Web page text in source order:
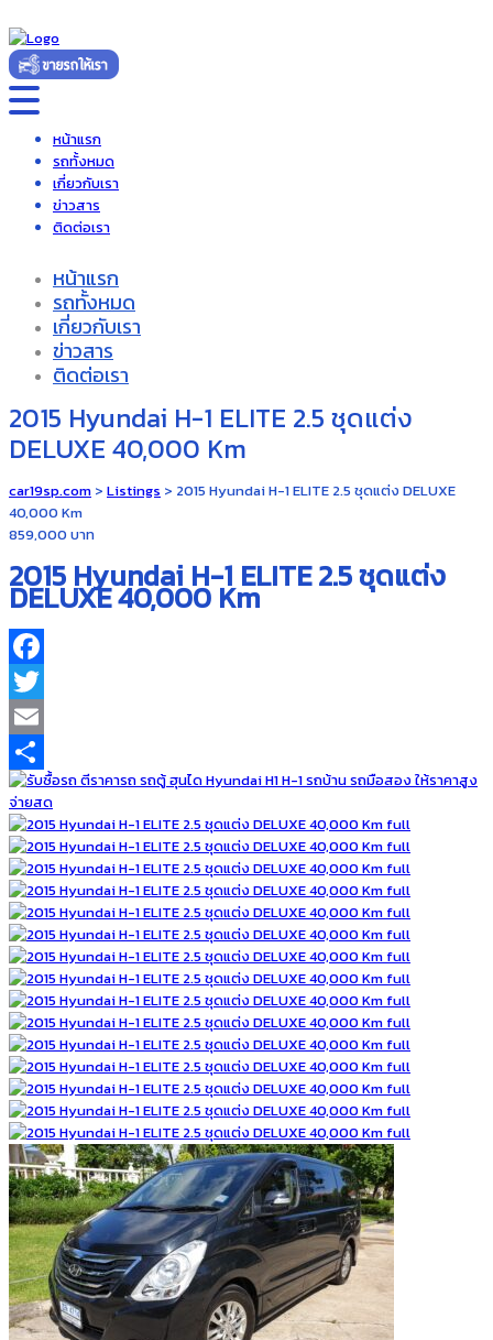
หน้าแรก
รถทั้งหมด
เกี่ยวกับเรา
ข่าวสาร
ติดต่อเรา
หน้าแรก
รถทั้งหมด
เกี่ยวกับเรา
ข่าวสาร
ติดต่อเรา
2015 Hyundai H-1 ELITE 2.5 ชุดแต่ง
DELUXE 40,000 Km
car19sp.com > Listings > 2015 Hyundai H-1 ELITE 2.5 ชุดแต่ง DELUXE
40,000 Km
859,000 บาท
2015 Hyundai H-1 ELITE 2.5 ชุดแต่ง
DELUXE 40,000 Km
Facebook
Twitter
Email
Share